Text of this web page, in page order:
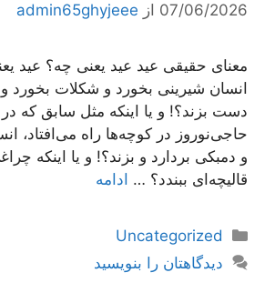
07/06/2026 از admin65ghyjeee
معنای حقیقی عید عید یعنی چه؟ عید
انسان شیرینی بخورد و شکلات بخورد
دست بزند؟! و یا اینکه مثل سابق که در
حاجی‌نوروز در کوچه‌ها راه می‌افتاد،
و دمبکی بردارد و بزند؟! و یا اینکه
قالیچه‌ای ببندد؟ … ادامه
دسته‌ها
Uncategorized
دیدگاهتان را بنویسید